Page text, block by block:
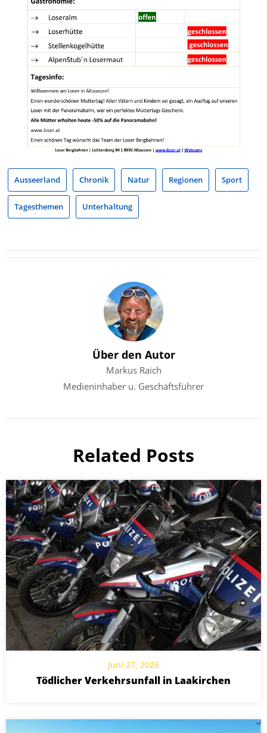
Ausseerland Chronik Natur Regionen Sport
Tagesthemen Unterhaltung
Über den Autor
Markus Raich
Medieninhaber u. Geschäftsführer
Related Posts
Juni 27, 2026
Tödlicher Verkehrsunfall in Laakirchen